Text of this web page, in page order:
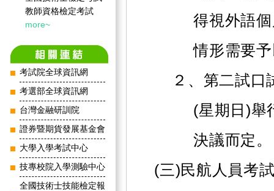
教師資格檢定考試
more~
考試院全球資訊網
考選部全球資訊網
台灣金融研訓院
證券暨期貨發展基金會
大學入學考試中心
技專校院入學測驗中心
全國技術士技能檢定報
得視外語
情形需要
２、第二試
(星期日)舉
決議而定。
(三)民航人員考